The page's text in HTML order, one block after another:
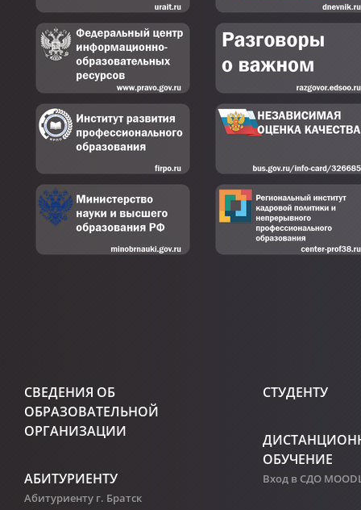
СВЕДЕНИЯ ОБ
ОБРАЗОВАТЕЛЬНОЙ
ОРГАНИЗАЦИИ
АБИТУРИЕНТУ
Абитуриенту г. Братск
СТУДЕНТУ
ОБУЧЕНИЕ
Вход в СДО